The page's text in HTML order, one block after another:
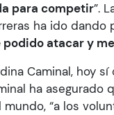
para competir”.
ha ido
podido atacar y
Caminal, hoy
ha
“a los